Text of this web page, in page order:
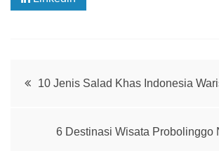
Post
10 Jenis Salad Khas Indonesia
6 Destinasi Wisata Probolinggo